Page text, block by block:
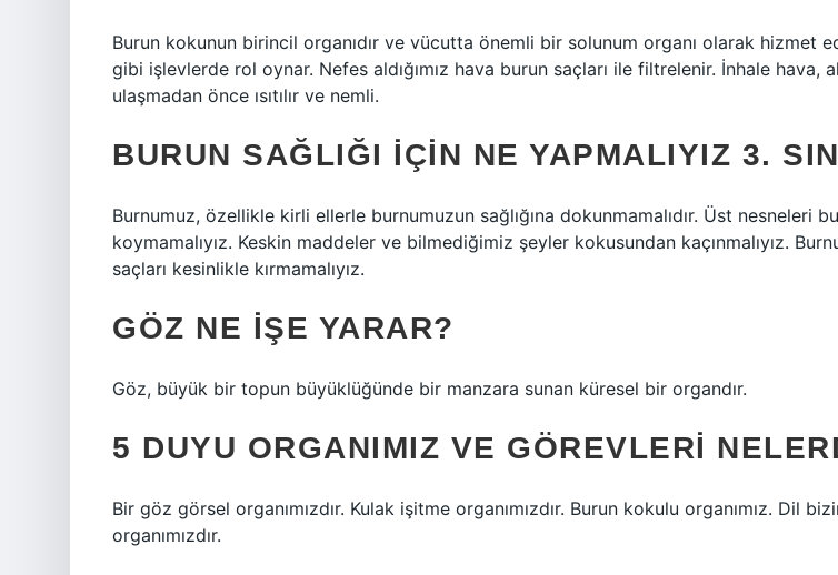
Burun kokunun birincil organıdır ve vücutta önemli bir solunum organı olarak hizmet
gibi işlevlerde rol oynar. Nefes aldığımız hava burun saçları ile filtrelenir. İnhale hava,
ulaşmadan önce ısıtılır ve nemli.
BURUN SAĞLIĞI IÇIN NE YAPMALIYIZ 3.
Burnumuz, özellikle kirli ellerle burnumuzun sağlığına dokunmamalıdır. Üst nesneleri
koymamalıyız. Keskin maddeler ve bilmediğimiz şeyler kokusundan kaçınmalıyız.
saçları kesinlikle kırmamalıyız.
GÖZ NE IŞE YARAR?
Göz, büyük bir topun büyüklüğünde bir manzara sunan küresel bir organdır.
5 DUYU ORGANIMIZ VE GÖREVLERI
Bir göz görsel organımızdır. Kulak işitme organımızdır. Burun kokulu organımız. Dil
organımızdır.